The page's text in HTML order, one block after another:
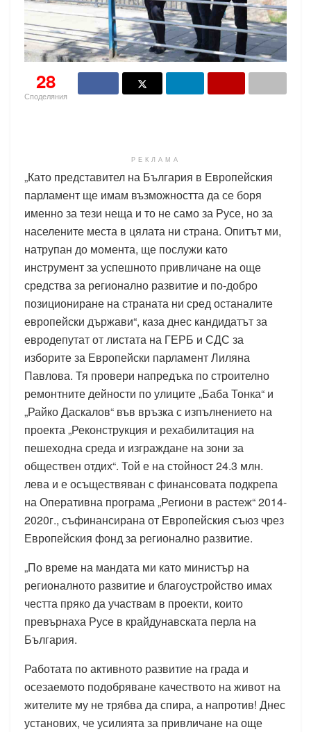
28
Споделяния
РЕКЛАМА
„Като представител на България в Европейския
парламент ще имам възможността да се боря
именно за тези неща и то не само за Русе, но за
населените места в цялата ни страна. Опитът ми,
натрупан до момента, ще послужи като
инструмент за успешното привличане на още
средства за регионално развитие и по-добро
позициониране на страната ни сред останалите
европейски държави“, каза днес кандидатът за
евродепутат от листата на ГЕРБ и СДС за
изборите за Европейски парламент Лиляна
Павлова. Тя провери напредъка по строително
ремонтните дейности по улиците „Баба Тонка“ и
„Райко Даскалов“ във връзка с изпълнението на
проекта „Реконструкция и рехабилитация на
пешеходна среда и изграждане на зони за
обществен отдих“. Той е на стойност 24.3 млн.
лева и е осъществяван с финансовата подкрепа
на Оперативна програма „Региони в растеж“ 2014-
2020г., съфинансирана от Европейския съюз чрез
Европейския фонд за регионално развитие.
„По време на мандата ми като министър на
регионалното развитие и благоустройство имах
честта пряко да участвам в проекти, които
превърнаха Русе в крайдунавската перла на
България.
Работата по активното развитие на града и
осезаемото подобряване качеството на живот на
жителите му не трябва да спира, а напротив! Днес
установих, че усилията за привличане на още